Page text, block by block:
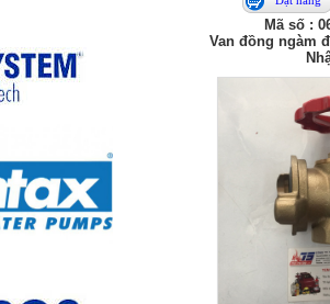
Mã số :
Van đồng ngàm